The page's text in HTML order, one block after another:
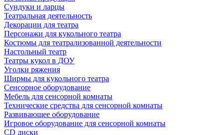
Сундуки и ларцы
Театральная деятельность
Декорации для театра
Персонажи для кукольного театра
Костюмы для театрализованной деятельности
Настольный театр
Театры кукол в ДОУ
Уголки ряжения
Ширмы для кукольного театра
Сенсорное оборудование
Мебель для сенсорной комнаты
Технические средства для сенсорной комнаты
Развивающее оборудование
Игровое оборудование для сенсорной комнаты
CD диски